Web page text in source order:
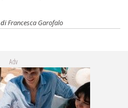
diFrancesca Garofalo
Adv